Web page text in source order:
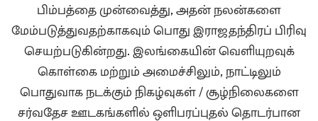
பிம்பத்தை முன்வைத்து, அதன் நலன்களை
மேம்படுத்துவதற்காகவும் பொது இராஜதந்திரப் பிரிவு
செயற்படுகின்றது. இலங்கையின் வெளியுறவுக்
கொள்கை மற்றும் அமைச்சிலும், நாட்டிலும்
பொதுவாக நடக்கும் நிகழ்வுகள் / சூழ்நிலைகளை
சர்வதேச ஊடகங்களில் ஒளிபரப்புதல் தொடர்பான